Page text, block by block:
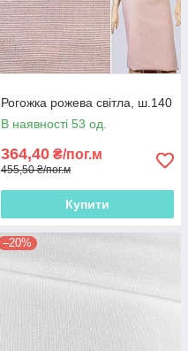
Рогожка рожева світла, ш.140
В наявності 53 од.
364,40 ₴/пог.м
455,50 ₴/пог.м
Купити
–20%